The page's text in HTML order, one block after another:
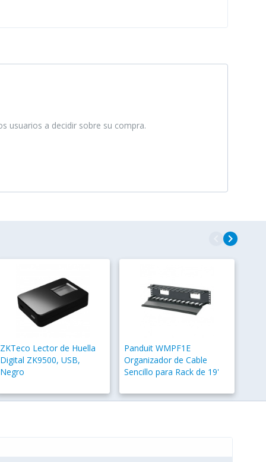
usuarios a decidir sobre su compra.
navigate_beforenavigate_next
ZKTeco Lector de Huella
Digital ZK9500, USB,
Negro
Panduit WMPF1E
Organizador de Cable
Sencillo para Rack de 19'